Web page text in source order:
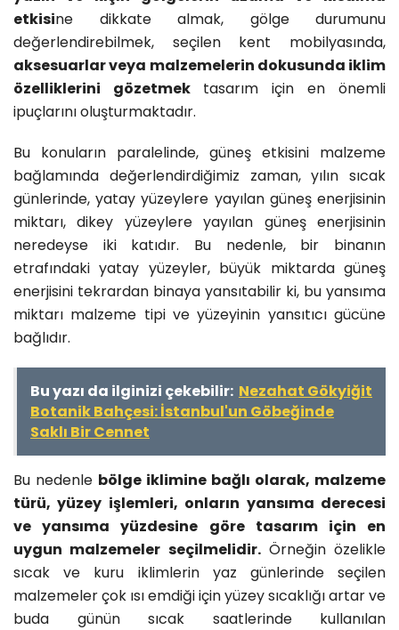
etkisine dikkate almak, gölge durumunu
değerlendirebilmek, seçilen kent mobilyasında,
aksesuarlar veya malzemelerin dokusunda iklim
özelliklerini gözetmek tasarım için en önemli
ipuçlarını oluşturmaktadır.
Bu konuların paralelinde, güneş etkisini malzeme
bağlamında değerlendirdiğimiz zaman, yılın sıcak
günlerinde, yatay yüzeylere yayılan güneş enerjisinin
miktarı, dikey yüzeylere yayılan güneş enerjisinin
neredeyse iki katıdır. Bu nedenle, bir binanın
etrafındaki yatay yüzeyler, büyük miktarda güneş
enerjisini tekrardan binaya yansıtabilir ki, bu yansıma
miktarı malzeme tipi ve yüzeyinin yansıtıcı gücüne
bağlıdır.
Bu yazı da ilginizi çekebilir: Nezahat Gökyiğit
Botanik Bahçesi: İstanbul'un Göbeğinde
Saklı Bir Cennet
Bu nedenle bölge iklimine bağlı olarak, malzeme
türü, yüzey işlemleri, onların yansıma derecesi
ve yansıma yüzdesine göre tasarım için en
uygun malzemeler seçilmelidir.Örneğin özelikle
sıcak ve kuru iklimlerin yaz günlerinde seçilen
malzemeler çok ısı emdiği için yüzey sıcaklığı artar ve
buda günün sıcak saatlerinde kullanılan